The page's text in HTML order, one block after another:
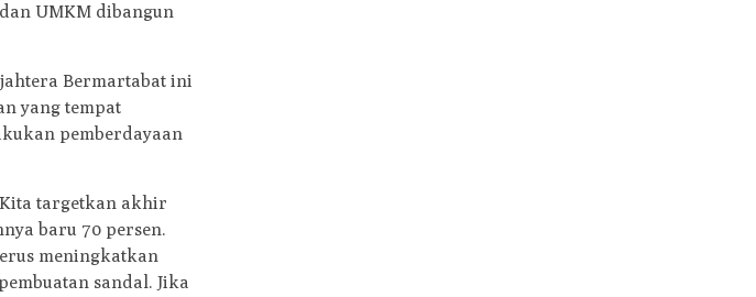
UMKM dibangun
Bermartabat ini
yang tempat
pemberdayaan
targetkan akhir
baru 70 persen.
meningkatkan
sandal. Jika